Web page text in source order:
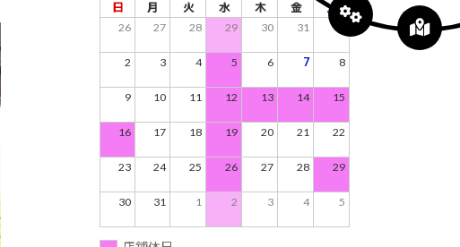
日 月 火 水 木 金
土
26
27 28 29 30 31
2 3 4 5 6 7 8
9 10 11 12 13 14 15
16 17 18 19 20 21 22
23 24 25 26 27 28 29
30 31 1 2 3 4 5